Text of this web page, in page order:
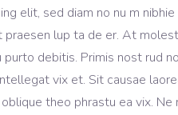
elit, sed diam no nu m
lup ta de er. At
debitis. Primis nost rud
vix et. Sit causae
theo phrastu ea vix.